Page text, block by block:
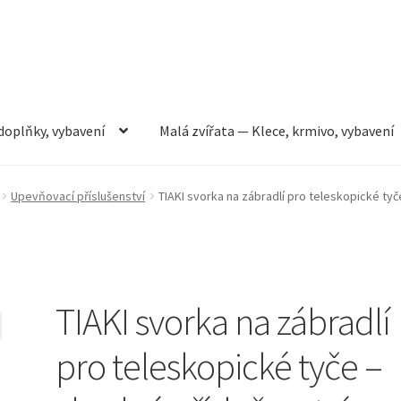
vybavení Malá zvířata — Klece, krmivo, vybavení
vybaveníMůj účet Obchod Pokladna Vše pro kočky
Upevňovací příslušenství
TIAKI svorka na zábradlí pro teleskopické
TIAKI svorka na zábradlí
pro teleskopické tyče –